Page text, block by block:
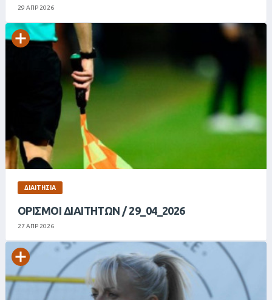
29 ΑΠΡ 2026
ΔΙΑΙΤΗΣΊΑ
ΟΡΙΣΜΟΊ ΔΙΑΙΤΗΤΏΝ / 29_04_2026
27 ΑΠΡ 2026